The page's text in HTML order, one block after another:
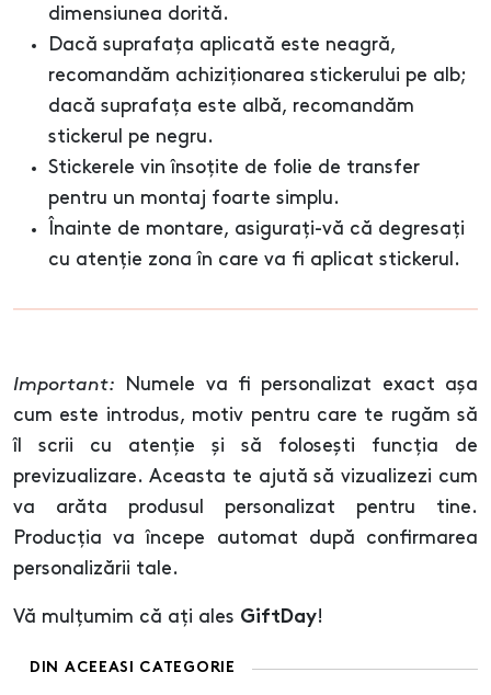
dimensiunea dorită.
Dacă suprafața aplicată este neagră,
recomandăm achiziționarea stickerului pe alb;
dacă suprafața este albă, recomandăm
stickerul pe negru.
Stickerele vin însoțite de folie de transfer
pentru un montaj foarte simplu.
Înainte de montare, asigurați-vă că degresați
cu atenție zona în care va fi aplicat stickerul.
Important: Numele va fi personalizat exact așa
cum este introdus, motiv pentru care te rugăm să
îl scrii cu atenție și să folosești funcția de
previzualizare. Aceasta te ajută să vizualizezi cum
va arăta produsul personalizat pentru tine.
Producția va începe automat după confirmarea
personalizării tale.
Vă mulțumim că ați ales GiftDay!
DIN ACEEASI CATEGORIE